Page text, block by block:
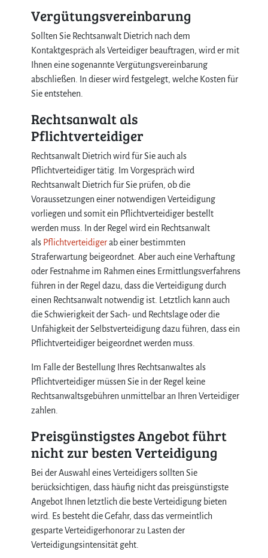
Vergütungsvereinbarung
Sollten Sie Rechtsanwalt Dietrich nach dem
Kontaktgespräch als Verteidiger beauftragen, wird er mit
Ihnen eine sogenannte Vergütungsvereinbarung
abschließen. In dieser wird festgelegt, welche Kosten für
Sie entstehen.
Rechtsanwalt als
Pflichtverteidiger
Rechtsanwalt Dietrich wird für Sie auch als
Pflichtverteidiger tätig. Im Vorgespräch wird
Rechtsanwalt Dietrich für Sie prüfen, ob die
Voraussetzungen einer notwendigen Verteidigung
vorliegen und somit ein Pflichtverteidiger bestellt
werden muss. In der Regel wird ein Rechtsanwalt
als Pflichtverteidigerab einer bestimmten
Straferwartung beigeordnet. Aber auch eine Verhaftung
oder Festnahme im Rahmen eines Ermittlungsverfahrens
führen in der Regel dazu, dass die Verteidigung durch
einen Rechtsanwalt notwendig ist. Letztlich kann auch
die Schwierigkeit der Sach- und Rechtslage oder die
Unfähigkeit der Selbstverteidigung dazu führen, dass ein
Pflichtverteidiger beigeordnet werden muss.
Im Falle der Bestellung Ihres Rechtsanwaltes als
Pflichtverteidiger müssen Sie in der Regel keine
Rechtsanwaltsgebühren unmittelbar an Ihren Verteidiger
zahlen.
Preisgünstigstes Angebot führt
nicht zur besten Verteidigung
Bei der Auswahl eines Verteidigers sollten Sie
berücksichtigen, dass häufig nicht das preisgünstigste
Angebot Ihnen letztlich die beste Verteidigung bieten
wird. Es besteht die Gefahr, dass das vermeintlich
gesparte Verteidigerhonorar zu Lasten der
Verteidigungsintensität geht.